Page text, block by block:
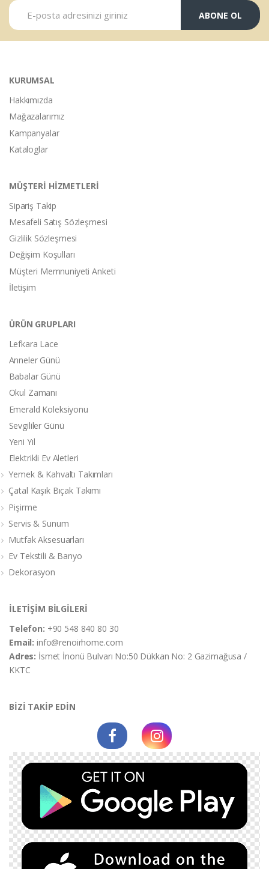
ABONE OL
KURUMSAL
Hakkımızda
Mağazalarımız
Kampanyalar
Kataloglar
MÜŞTERİ HİZMETLERİ
Sipariş Takip
Mesafeli Satış Sözleşmesi
Gizlilik Sözleşmesi
Değişim Koşulları
Müşteri Memnuniyeti Anketi
İletişim
ÜRÜN GRUPLARI
Lefkara Lace
Anneler Günü
Babalar Günü
Okul Zamanı
Emerald Koleksiyonu
Sevgililer Günü
Yeni Yıl
Elektrikli Ev Aletleri
Yemek & Kahvaltı Takımları
Çatal Kaşık Bıçak Takımı
Pişirme
Servis & Sunum
Mutfak Aksesuarları
Ev Tekstili & Banyo
Dekorasyon
İLETİŞİM BİLGİLERİ
Telefon: +90 548 840 80 30
Email:info@renoirhome.com
Adres: İsmet İnonü Bulvarı No:50 Dükkan No: 2 Gazimağusa /
KKTC
BİZİ TAKİP EDİN